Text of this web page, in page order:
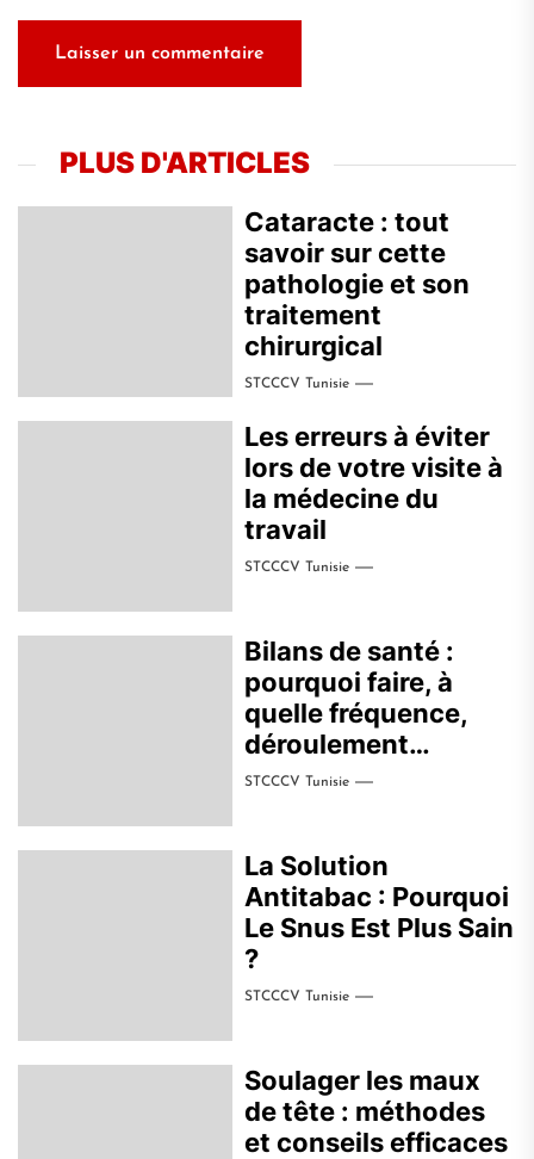
PLUS D'ARTICLES
Cataracte : tout
savoir sur cette
pathologie et son
traitement
chirurgical
STCCCV Tunisie
Les erreurs à éviter
lors de votre visite à
la médecine du
travail
STCCCV Tunisie
Bilans de santé :
pourquoi faire, à
quelle fréquence,
déroulement…
STCCCV Tunisie
La Solution
Antitabac : Pourquoi
Le Snus Est Plus Sain
?
STCCCV Tunisie
Soulager les maux
de tête : méthodes
et conseils efficaces